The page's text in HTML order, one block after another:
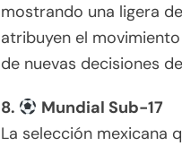
mostrando una ligera
atribuyen el
de nuevas decisiones
8.
Mundial Sub-17
La selección mexicana